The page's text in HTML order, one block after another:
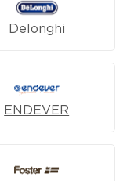
Delonghi
ENDEVER